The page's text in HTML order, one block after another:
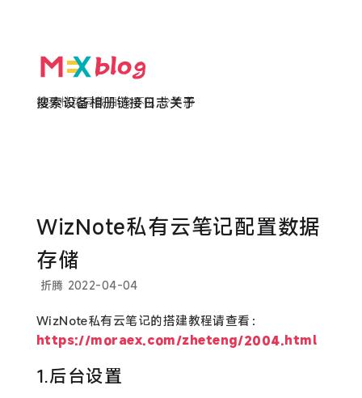
欲买桂花同载酒 终不似 少年游
搜索设备相册链接日志关于
WizNote私有云笔记配置数据
存储
折腾 2022-04-04
WizNote私有云笔记的搭建教程请查看：
https://moraex.com/zheteng/2004.html
1.后台设置